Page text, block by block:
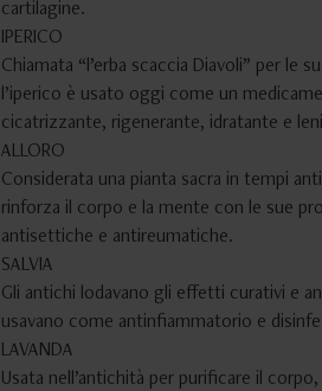
cartilagine.
IPERICO
Chiamata “l’erba scaccia Diavoli” per le
l’iperico è usato oggi come un
cicatrizzante, rigenerante, idratante e
ALLORO
Considerata una pianta sacra in tempi
rinforza il corpo e la mente con le sue
antisettiche e antireumatiche.
SALVIA
Gli antichi lodavano gli effetti curativi e
usavano come antinfiammatorio e
LAVANDA
Usata nell’antichità per purificare il